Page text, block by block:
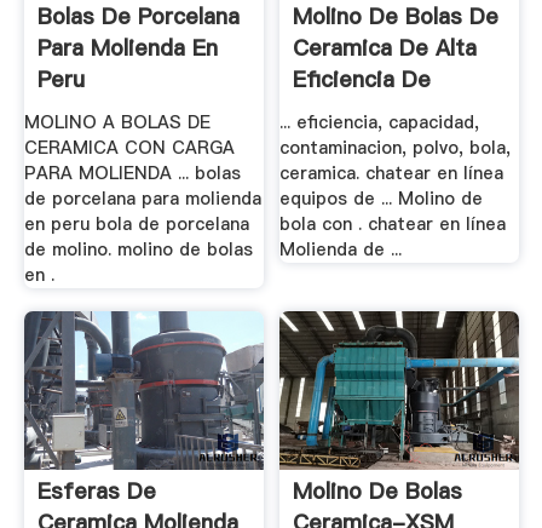
Bolas De Porcelana
Para Molienda En
Peru
MOLINO A BOLAS DE
CERAMICA CON CARGA
PARA MOLIENDA ... bolas
de porcelana para molienda
en peru bola de porcelana
de molino. molino de bolas
en .
Molino De Bolas De
Ceramica De Alta
Eficiencia De
... eficiencia, capacidad,
contaminacion, polvo, bola,
ceramica. chatear en línea
equipos de ... Molino de
bola con . chatear en línea
Molienda de ...
Esferas De
Molino De Bolas